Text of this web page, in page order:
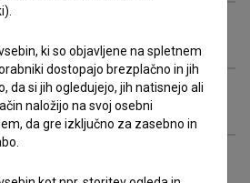
ki so objavljene na spletnem
dostopajo brezplačno in jih
da si jih ogledujejo, jih natisnejo ali
naložijo na svoj osebni
da gre izključno za zasebno in